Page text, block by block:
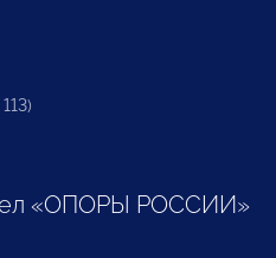
«ОПОРЫ РОССИИ»